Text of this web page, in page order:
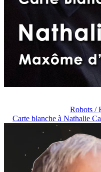
Robots /
Carte blanche à Nathalie